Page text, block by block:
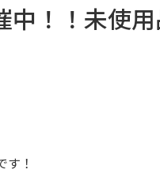
！！未使
す！